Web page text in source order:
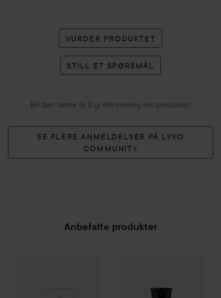
VURDER PRODUKTET
STILL ET SPØRSMÅL
Bli den første til å gi din mening om produktet
SE FLERE ANMELDELSER PÅ LYKO
COMMUNITY
Anbefalte produkter